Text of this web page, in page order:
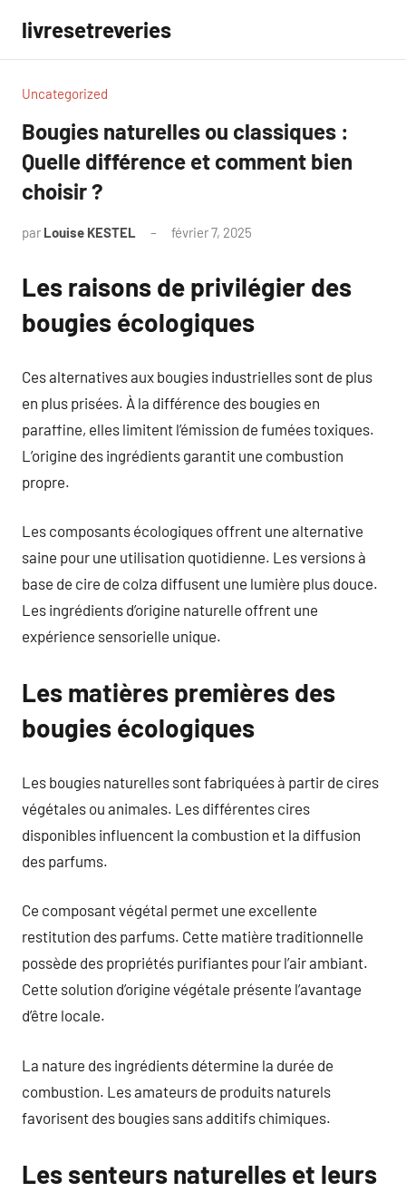
contenu
livresetreveries
Uncategorized
Bougies naturelles ou classiques :
Quelle différence et comment bien
choisir ?
par Louise KESTEL février 7, 2025
Les raisons de privilégier des
bougies écologiques
Ces alternatives aux bougies industrielles sont de plus
en plus prisées. À la différence des bougies en
paraffine, elles limitent l’émission de fumées toxiques.
L’origine des ingrédients garantit une combustion
propre.
Les composants écologiques offrent une alternative
saine pour une utilisation quotidienne. Les versions à
base de cire de colza diffusent une lumière plus douce.
Les ingrédients d’origine naturelle offrent une
expérience sensorielle unique.
Les matières premières des
bougies écologiques
Les bougies naturelles sont fabriquées à partir de cires
végétales ou animales. Les différentes cires
disponibles influencent la combustion et la diffusion
des parfums.
Ce composant végétal permet une excellente
restitution des parfums. Cette matière traditionnelle
possède des propriétés purifiantes pour l’air ambiant.
Cette solution d’origine végétale présente l’avantage
d’être locale.
La nature des ingrédients détermine la durée de
combustion. Les amateurs de produits naturels
favorisent des bougies sans additifs chimiques.
Les senteurs naturelles et leurs